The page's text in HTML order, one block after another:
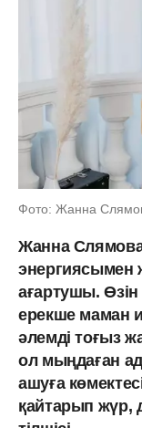
Фото: Жанна
Жанна Слямова
энергиясымен
ағартушы.
ерекше маман
әлемді тоғыз
ол мыңдаған
ашуға
қайтарып жүр,